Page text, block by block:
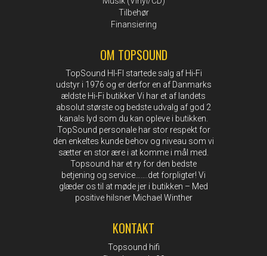
Tilbehør
Finansiering
OM TOPSOUND
TopSound HI-FI startede salg af Hi-Fi
udstyr i 1976 og er derfor en af Danmarks
ældste Hi-Fi butikker Vi har et af landets
absolut største og bedste udvalg af god 2
kanals lyd som du kan opleve i butikken.
TopSound personale har stor respekt for
den enkeltes kunde behov og niveau som vi
sætter en stor ære i at komme i mål med.
Topsound har et ry for den bedste
betjening og service…….det forpligter! Vi
glæder os til at møde jer i butikken – Med
positive hilsner Michael Winther
KONTAKT
Topsound hifi